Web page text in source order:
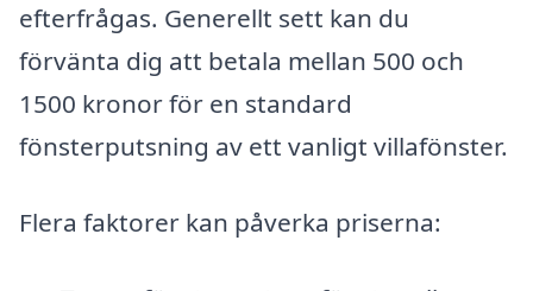
efterfrågas. Generellt sett kan du
förvänta dig att betala mellan 500 och
1500 kronor för en standard
fönsterputsning av ett vanligt villafönster.
Flera faktorer kan påverka priserna: